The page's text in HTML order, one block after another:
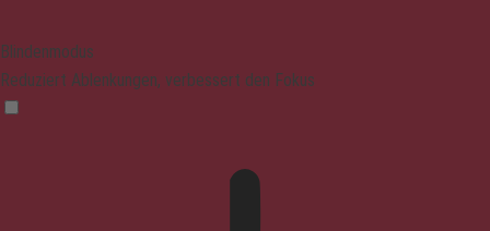
Blindenmodus
Reduziert Ablenkungen, verbessert den Fokus